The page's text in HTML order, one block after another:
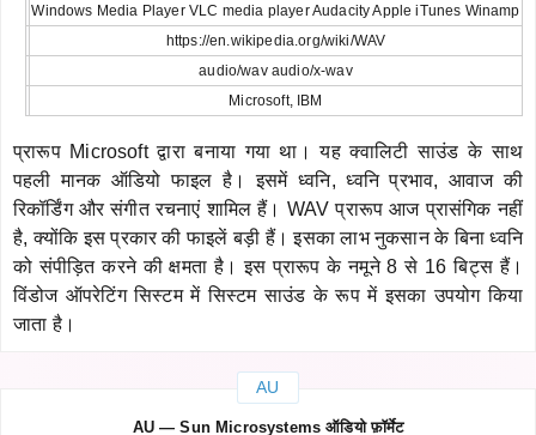
Windows Media Player VLC media player Audacity Apple iTunes Winamp
https://en.wikipedia.org/wiki/WAV
audio/wav audio/x-wav
Microsoft, IBM
प्रारूप Microsoft द्वारा बनाया गया था। यह क्वालिटी साउंड के साथ
पहली मानक ऑडियो फाइल है। इसमें ध्वनि, ध्वनि प्रभाव, आवाज की
रिकॉर्डिंग और संगीत रचनाएं शामिल हैं। WAV प्रारूप आज प्रासंगिक नहीं
है, क्योंकि इस प्रकार की फाइलें बड़ी हैं। इसका लाभ नुकसान के बिना ध्वनि
को संपीड़ित करने की क्षमता है। इस प्रारूप के नमूने 8 से 16 बिट्स हैं।
विंडोज ऑपरेटिंग सिस्टम में सिस्टम साउंड के रूप में इसका उपयोग किया
जाता है।
AU
AU — Sun Microsystems ऑडियो फ़ॉर्मेट